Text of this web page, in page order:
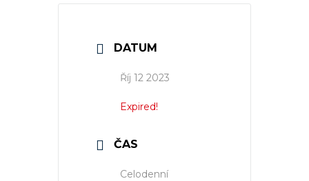
DATUM
Říj 12 2023
Expired!
ČAS
Celodenní